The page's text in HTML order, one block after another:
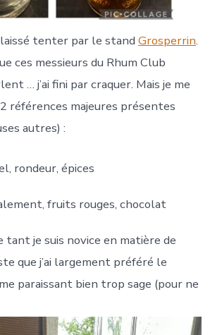
tenter par le stand Grosperrin.
ces messieurs du Rhum Club
… j’ai fini par craquer. Mais je me
références majeures présentes
autres) :
rondeur, épices
fruits rouges, chocolat
tant je suis novice en matière de
que j’ai largement préféré le
paraissant bien trop sage (pour ne